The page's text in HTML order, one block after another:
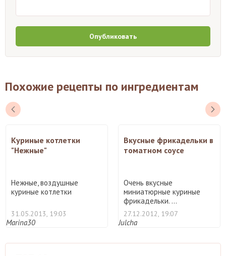
Опубликовать
Похожие рецепты по ингредиентам
Куриные котлетки
"Нежные"
Нежные, воздушные
куриные котлетки
31.05.2013, 19:03
Marina30
Вкусные фрикадельки в
томатном соусе
Очень вкусные
миниатюрные куриные
фрикадельки. ...
27.12.2012, 19:07
Julcha